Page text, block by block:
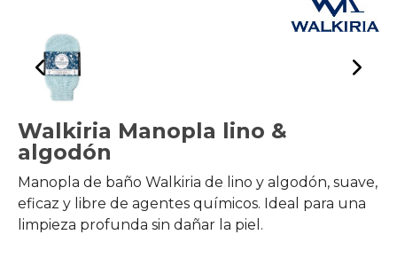
Walkiria Manopla lino &
algodón
Manopla de baño Walkiria de lino y algodón, suave,
eficaz y libre de agentes químicos. Ideal para una
limpieza profunda sin dañar la piel.